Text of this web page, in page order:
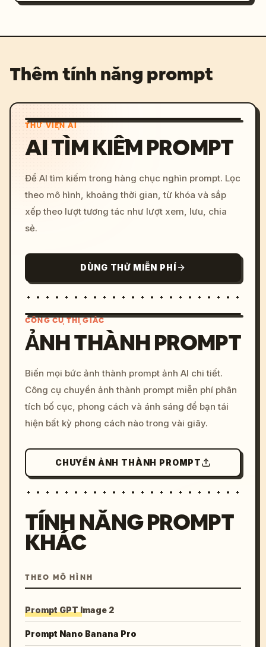
Thêm tính năng prompt
THƯ VIỆN AI
AI TÌM KIẾM PROMPT
Để AI tìm kiếm trong hàng chục nghìn prompt. Lọc
theo mô hình, khoảng thời gian, từ khóa và sắp
xếp theo lượt tương tác như lượt xem, lưu, chia
sẻ.
DÙNG THỬ MIỄN PHÍ
c, cyberpunk sunset, neon
colors, 8k --v 6.0
CÔNG CỤ THỊ GIÁC
ẢNH THÀNH PROMPT
Biến mọi bức ảnh thành prompt ảnh AI chi tiết.
Công cụ chuyển ảnh thành prompt miễn phí phân
tích bố cục, phong cách và ánh sáng để bạn tái
hiện bất kỳ phong cách nào trong vài giây.
CHUYỂN ẢNH THÀNH PROMPT
TÍNH NĂNG PROMPT
KHÁC
THEO MÔ HÌNH
Prompt GPT Image 2
Prompt Nano Banana Pro